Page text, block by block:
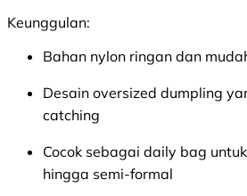
Keunggulan:
Bahan nylon ringan dan
Desain oversized dumpling
catching
Cocok sebagai daily bag
hingga semi-formal